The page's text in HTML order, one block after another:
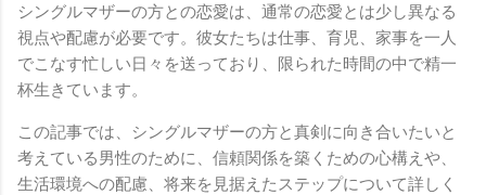
シングルマザーの方との恋愛は、通常の恋愛とは少し異なる
視点や配慮が必要です。彼女たちは仕事、育児、家事を一人
でこなす忙しい日々を送っており、限られた時間の中で精一
杯生きています。
この記事では、シングルマザーの方と真剣に向き合いたいと
考えている男性のために、信頼関係を築くための心構えや、
生活環境への配慮、将来を見据えたステップについて詳しく